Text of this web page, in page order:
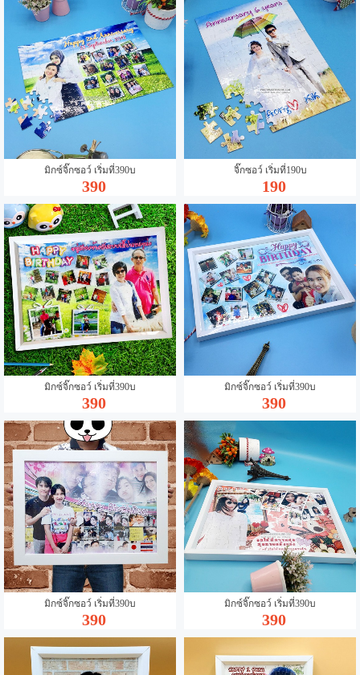
มิกซ์จิ๊กซอว์ เริ่มที่390บ
390
จิ๊กซอว์ เริ่มที่190บ
190
มิกซ์จิ๊กซอว์ เริ่มที่390บ
390
มิกซ์จิ๊กซอว์ เริ่มที่390บ
390
มิกซ์จิ๊กซอว์ เริ่มที่390บ
390
มิกซ์จิ๊กซอว์ เริ่มที่390บ
390